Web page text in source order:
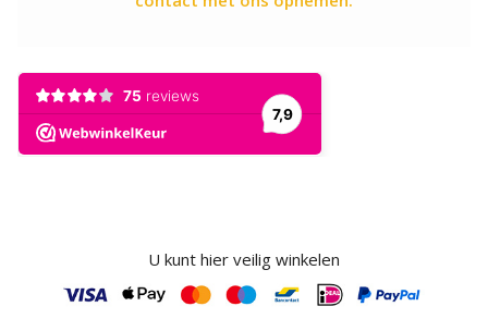
U kunt hier veilig winkelen